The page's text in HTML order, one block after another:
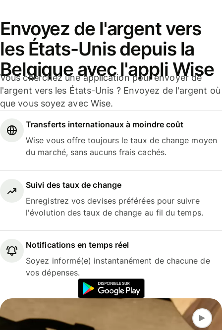
Envoyez de l'argent vers
les États-Unis depuis la
Belgique avec l'appli Wise
Vous cherchez une application pour envoyer de
l'argent vers les États-Unis ? Envoyez de l'argent où
que vous soyez avec Wise.
Transferts internationaux à moindre coût
Wise vous offre toujours le taux de change moyen
du marché, sans aucuns frais cachés.
Suivi des taux de change
Enregistrez vos devises préférées pour suivre
l'évolution des taux de change au fil du temps.
Notifications en temps réel
Soyez informé(e) instantanément de chacune de
vos dépenses.